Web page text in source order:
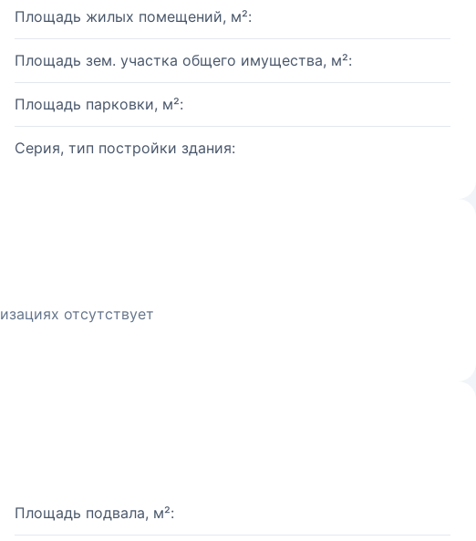
Площадь жилых помещений, м²:
Площадь зем. участка общего имущества, м²:
Площадь парковки, м²:
Серия, тип постройки здания:
отсутствует
Площадь подвала, м²: